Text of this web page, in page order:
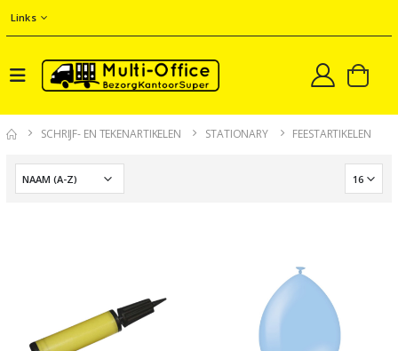
Links
SCHRIJF- EN TEKENARTIKELEN STATIONARY FEESTARTIKELEN